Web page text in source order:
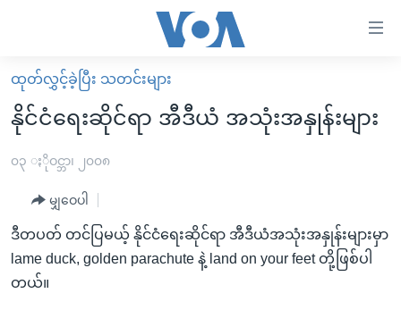
လွယ်ကူ
စေ
Link
များ
ပင်မ
အကြောင်းအရာ
သို့
မူလစာမျက်နှာ
မြန်မာ
ကမ္ဘာ့သတင်းများ
နိုင်ငံတကာ
အမေရိကန်
တရုတ်
အစ္စရေး-ပါလက်စတိုင်း
သတင်းလွတ်လပ်ခွင့်
ရပ်ဝန်းတခု လမ်းတခု အလွန်
အင်္ဂလိပ်စာလေ့လာမယ်
ထုတ်လွှင့်ခဲ့ပြီး သတင်းများ
နိုင်ငံရေးဆိုင်ရာ အီဒီယံ အသုံးအနှုန်းများ
၀၃ ႏိုဝင္ဘာ၊ ၂၀၀၈
မျှဝေပါ
ဒီတပတ် တင်ပြမယ့် နိုင်ငံရေးဆိုင်ရာ အီဒီယံအသုံးအနှုန်းများမှာ
lame duck, golden parachute နဲ့ land on your feet တို့ဖြစ်ပါ
တယ်။